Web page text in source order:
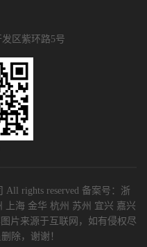
区紫环路5号
rights reserved 备案号： 浙
上海 金华 杭州 苏州 宜兴 嘉兴
片来源于互联网，如有侵权尽
除，谢谢！